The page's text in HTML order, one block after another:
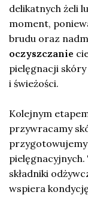
delikatnych żeli
moment,
brudu oraz
oczyszczanie
pielęgnacji
i świeżości.
Kolejnym
przywracamy
pielęgnacyjnych.
składniki
wspiera